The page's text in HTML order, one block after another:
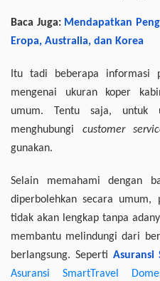
Baca Juga: Mendapatkan
Eropa, Australia, dan Korea
Itu tadi beberapa informasi
mengenai ukuran koper
umum. Tentu saja, untuk
menghubungi customer
gunakan.
Selain memahami dengan
diperbolehkan secara umum,
tidak akan lengkap tanpa
membantu melindungi dari
berlangsung. Seperti Asuransi
Asuransi SmartTravel